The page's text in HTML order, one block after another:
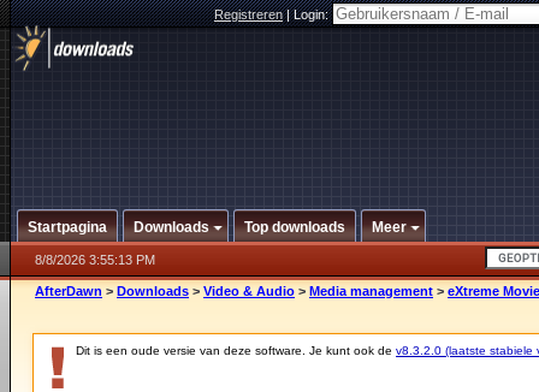
Registreren|Login:
Startpagina Downloads Top downloads Meer
8/8/2026 3:55:13 PM
AfterDawn > Downloads > Video & Audio > Media management > eXtreme
Dit is een oude versie van deze software. Je kunt ook de v8.3.2.0 (laatste stabiele